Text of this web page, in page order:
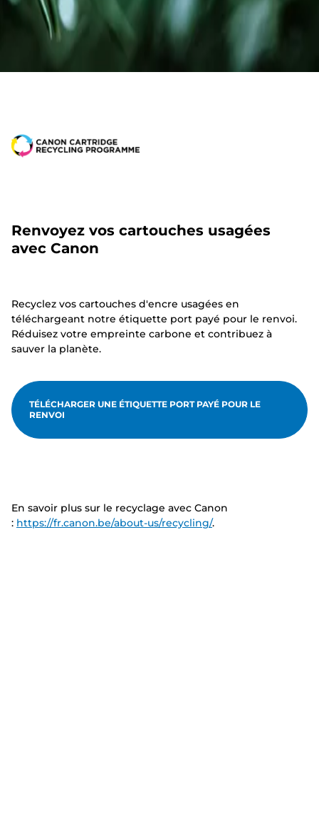
Renvoyez vos cartouches usagées
avec Canon
Recyclez vos cartouches d'encre usagées en
téléchargeant notre étiquette port payé pour le renvoi.
Réduisez votre empreinte carbone et contribuez à
sauver la planète.
TÉLÉCHARGER UNE ÉTIQUETTE PORT PAYÉ POUR LE
RENVOI
En savoir plus sur le recyclage avec Canon
: https://fr.canon.be/about-us/recycling/.